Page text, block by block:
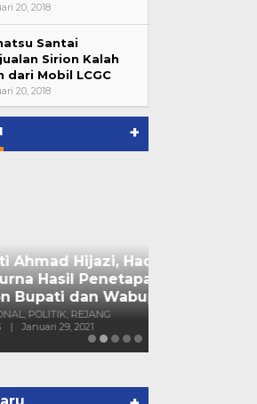
20, 2018
Santai
Sirion Kalah
dari Mobil LCGC
20, 2018
+
Hijazi, Hadiri
Penetapan
Wabup Te…